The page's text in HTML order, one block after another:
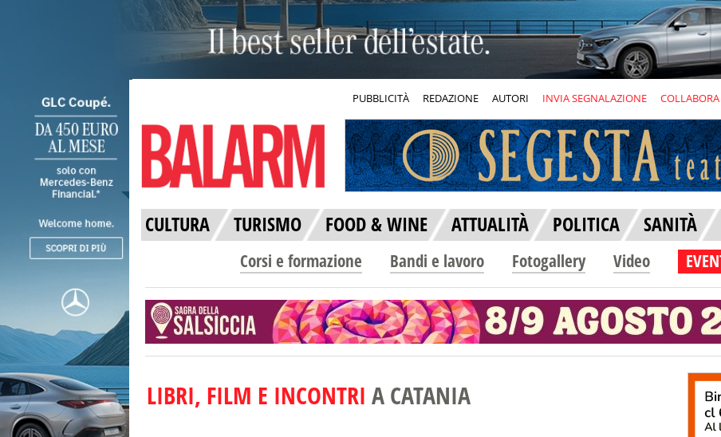
PUBBLICITÀ REDAZIONE AUTORI INVIA SEGNALAZIONE
CULTURA TURISMO FOOD & WINE ATTUALITÀ POLITICA SANITÀ
Corsi e formazione Bandi e lavoro Fotogallery Video
LIBRI, FILM E INCONTRI A CATANIA